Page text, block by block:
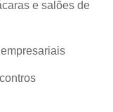
e salões de